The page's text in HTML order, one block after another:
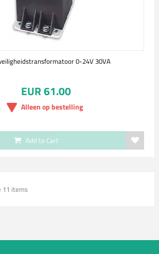
0-24V 30VA
EUR 61.00
Alleen op bestelling
Add to Cart
11 items